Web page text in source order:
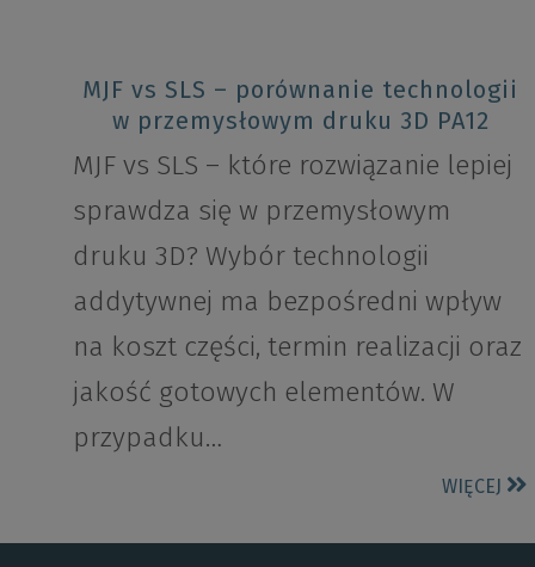
MJF vs SLS – porównanie technologii
w przemysłowym druku 3D PA12
MJF vs SLS – które rozwiązanie lepiej
sprawdza się w przemysłowym
druku 3D? Wybór technologii
addytywnej ma bezpośredni wpływ
na koszt części, termin realizacji oraz
jakość gotowych elementów. W
przypadku…
WIĘCEJ